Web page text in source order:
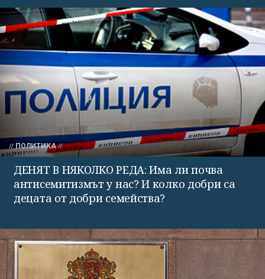
ПОЛИТИКА
ДЕНЯТ В НЯКОЛКО РЕДА: Има ли почва
антисемитизмът у нас? И колко добри са
децата от добри семейства?